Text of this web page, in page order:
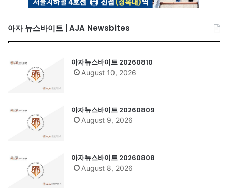
아자 뉴스바이트 | AJA Newsbites
아자뉴스바이트 20260810
August 10, 2026
아자뉴스바이트 20260809
August 9, 2026
아자뉴스바이트 20260808
August 8, 2026